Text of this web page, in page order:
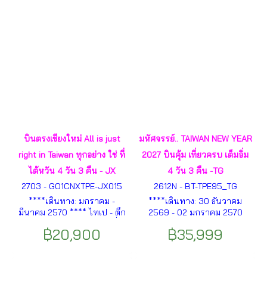
บินตรงเชียงใหม่ All is just
right in Taiwan ทุกอย่าง ใช่ ที่
ไต้หวัน 4 วัน 3 คืน - JX
2703 - GO1CNXTPE-JX015
****เดินทาง: มกราคม -
มีนาคม 2570 **** ไทเป - ตึก
-อนุสรณ์สถานเจียงไคเช็ค-ถนน
฿20,900
มหัศจรรย์.. TAIWAN NEW YEAR
2027 บินคุ้ม เที่ยวครบ เต็มอิ่ม
4 วัน 3 คืน -TG
2612N - BT-TPE95_TG
****เดินทาง: 30 ธันวาคม
2569 - 02 มกราคม 2570
เมืองไถจง - เมืองหนานโถว -
฿35,999